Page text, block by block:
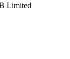
Limited